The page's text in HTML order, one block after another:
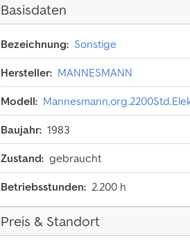
Basisdaten
Bezeichnung: Sonstige
Hersteller: MANNESMANN
Modell:
Baujahr: 1983
Zustand: gebraucht
Betriebsstunden: 2.200 h
Preis & Standort